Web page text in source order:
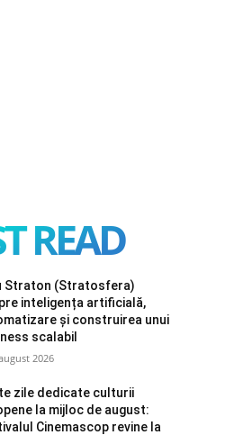
READ
Straton (Stratosfera)
inteligența artificială,
și construirea unui
scalabil
2026
zile dedicate culturii
la mijloc de august:
Cinemascop revine la